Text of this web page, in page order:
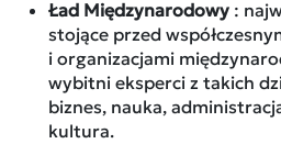
Ład Międzynarodowy :
stojące przed
i organizacjami
wybitni eksperci z takich
biznes, nauka,
kultura.